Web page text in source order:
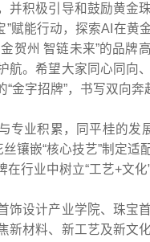
并积极引导和鼓励黄金
”赋能行动，探索AI在
贺州 智链未来”的品牌
航。希望大家同心同向
金字招牌”，书写双向奔
专业积累，同平桂的发
镶嵌“核心技艺”制定
行业中树立“工艺+文化
饰设计产业学院、珠宝
新材料、新工艺及新文